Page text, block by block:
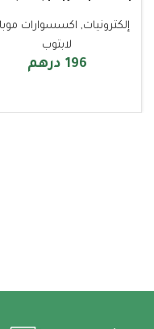
إلكترونيات, اكسسوارات
لابتوب
196 درهم